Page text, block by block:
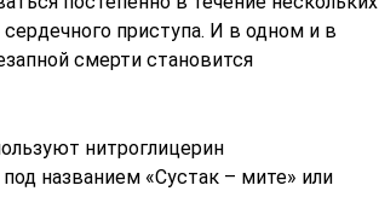
приступа. И в одном и в
смерти становится
нитроглицерин
названием «Сустак – мите» или